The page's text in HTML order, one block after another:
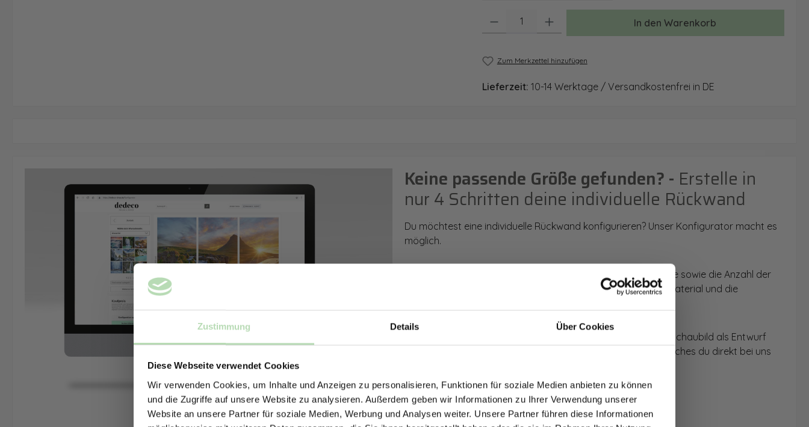
Zustimmung Details Über Cookies
Diese Webseite verwendet Cookies
Wir verwenden Cookies, um Inhalte und Anzeigen zu personalisieren, Funktionen für soziale Medien anbieten zu können
und die Zugriffe auf unsere Website zu analysieren. Außerdem geben wir Informationen zu Ihrer Verwendung unserer
Website an unsere Partner für soziale Medien, Werbung und Analysen weiter. Unsere Partner führen diese Informationen
Produkt Anzahl: Gib den gewünschten Wert ein oder benutze die Schaltflächen
In den Warenkorb
Zum Merkzettel hinzufügen
Lieferzeit: 10-14 Werktage / Versandkostenfrei in DE
Keine passende Größe gefunden? - Erstelle in
nur 4 Schritten deine individuelle Rückwand
Du möchtest eine individuelle Rückwand konfigurieren? Unser Konfigurator macht es
möglich.
So einfach geht es: Wähle den Anwendungsbereich, die Größe sowie die Anzahl der
Rückwand. Anschließend kannst du dein Wunschmotiv, das Material und die
Mithilfe unseres Konfigurators werden dir die Rückwände im Schaubild als Entwurf
dargestellt. Parallel erhältst du dein individuelles Angebot, welches du direkt bei uns
Zum Konfigurator
Jetzt zum Newsletter anmelden.